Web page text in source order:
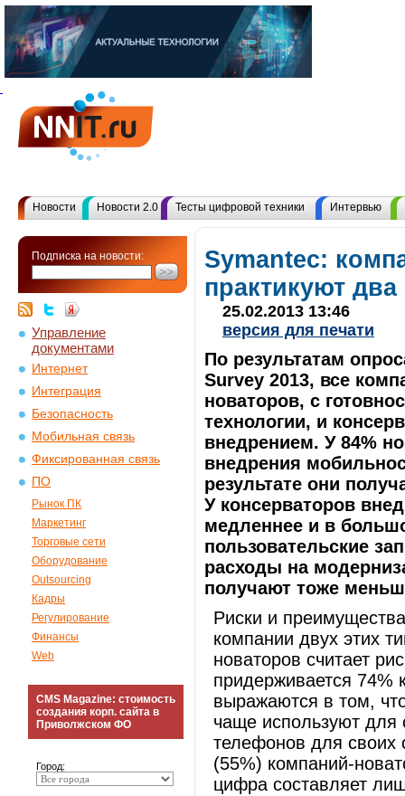
Новости Новости 2.0 Тесты цифровой техники Интервью
Подписка на новости:
Управление
документами
Интернет
Интеграция
Безопасность
Мобильная связь
Фиксированная связь
ПО
Рынок ПК
Маркетинг
Торговые сети
Оборудование
Outsourcing
Кадры
Регулирование
Финансы
Web
CMS Magazine: стоимость
создания корп. сайта в
Приволжском ФО
Город:
Symantec:
практикуют
25.02.2013 13:46
версия для печати
По результатам
Survey 2013, все
новаторов, с
технологии, и
внедрением. У 84%
внедрения
результате они
У консерваторов
медленнее и в
пользовательские
расходы на
получают тоже
Риски и
компании двух этих
новаторов считает
придерживается 74%
выражаются в том,
чаще используют для
телефонов для своих
(55%) компаний-
цифра составляет